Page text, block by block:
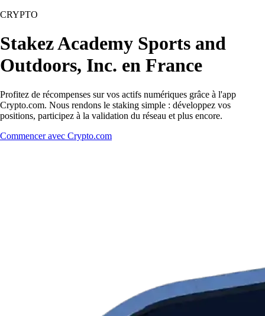
CRYPTO
Stakez Academy Sports and
Outdoors, Inc. en France
Profitez de récompenses sur vos actifs numériques grâce à l'app
Crypto.com. Nous rendons le staking simple : développez vos
positions, participez à la validation du réseau et plus encore.
Commencer avec Crypto.com